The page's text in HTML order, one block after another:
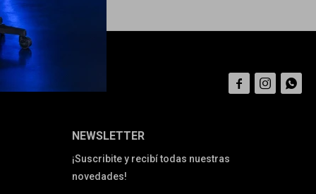
NEWSLETTER
¡Suscribite y recibí todas nuestras
novedades!
  